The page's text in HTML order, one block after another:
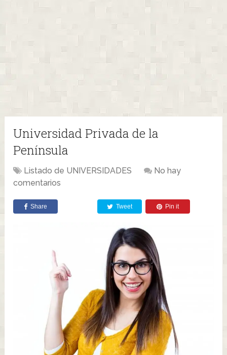
Universidad Privada de la
Península
Listado de UNIVERSIDADES
No hay
comentarios
Share Tweet Pin it